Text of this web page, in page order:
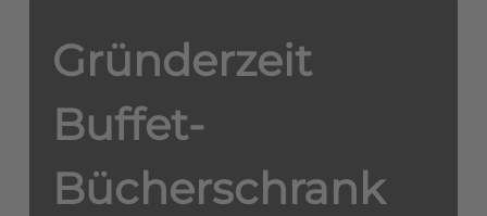
Gründerzeit
Buffet-
Bücherschrank